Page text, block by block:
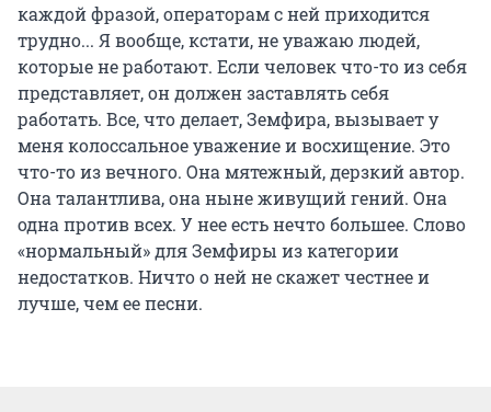
каждой фразой, операторам с ней приходится
трудно... Я вообще, кстати, не уважаю людей,
которые не работают. Если человек что-то из себя
представляет, он должен заставлять себя
работать. Все, что делает, Земфира, вызывает у
меня колоссальное уважение и восхищение. Это
что-то из вечного. Она мятежный, дерзкий автор.
Она талантлива, она ныне живущий гений. Она
одна против всех. У нее есть нечто большее. Слово
«нормальный» для Земфиры из категории
недостатков. Ничто о ней не скажет честнее и
лучше, чем ее песни.